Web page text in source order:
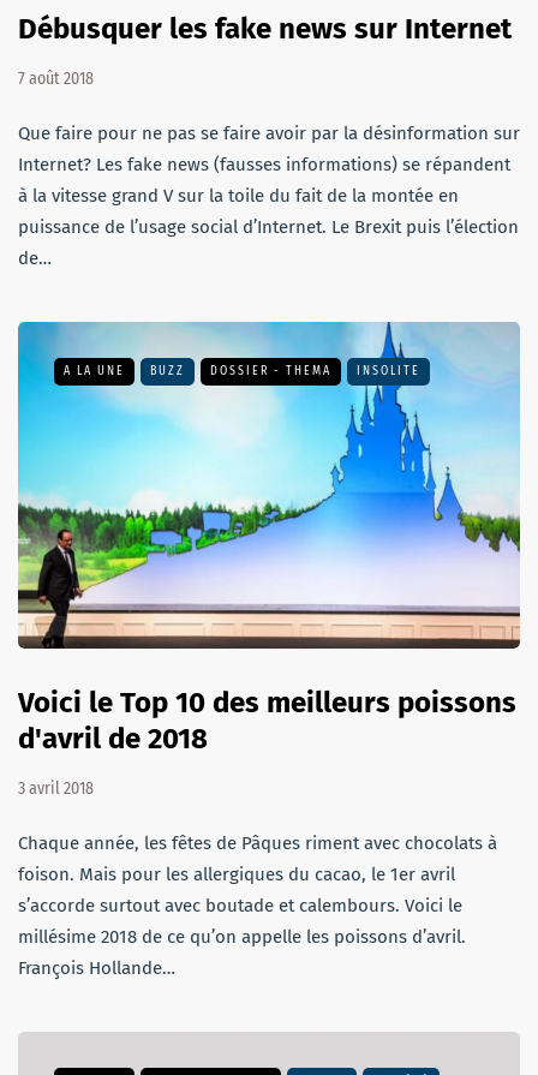
Débusquer les fake news sur Internet
7 août 2018
Que faire pour ne pas se faire avoir par la désinformation sur
Internet? Les fake news (fausses informations) se répandent
à la vitesse grand V sur la toile du fait de la montée en
puissance de l’usage social d’Internet. Le Brexit puis l’élection
de…
A LA UNE BUZZ DOSSIER - THEMA INSOLITE
Voici le Top 10 des meilleurs poissons
d'avril de 2018
3 avril 2018
Chaque année, les fêtes de Pâques riment avec chocolats à
foison. Mais pour les allergiques du cacao, le 1er avril
s’accorde surtout avec boutade et calembours. Voici le
millésime 2018 de ce qu’on appelle les poissons d’avril.
François Hollande…